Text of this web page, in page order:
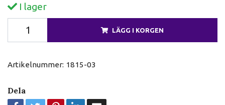
I lager
LÄGG I KORGEN
Artikelnummer: 1815-03
Dela